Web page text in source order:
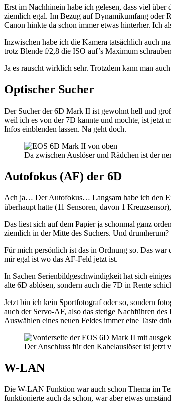
Erst im Nachhinein habe ich gelesen, dass viel
ziemlich egal. Im Bezug auf Dynamikumfang oder
Canon hinkte da schon immer etwas hinterher. Ich
Inzwischen habe ich die Kamera tatsächlich auch
trotz Blende f/2,8 die ISO auf’s Maximum
Ja es rauscht wirklich sehr. Trotzdem kann man
Optischer Sucher
Der Sucher der 6D Mark II ist gewohnt hell und
weil ich es von der 7D kannte und mochte, ist jetzt
Infos einblenden lassen. Na geht doch.
Da zwischen Auslöser und Rädchen ist der
Autofokus (AF) der 6D
Ach ja… Der Autofokus… Langsam habe ich den
überhaupt hatte (11 Sensoren, davon 1
Das liest sich auf dem Papier ja schonmal ganz
ziemlich in der Mitte des Suchers. Und
Für mich persönlich ist das in Ordnung so. Das
mir egal ist wo das AF-Feld jetzt ist.
In Sachen Serienbildgeschwindigkeit hat sich
alte 6D ablösen, sondern auch die 7D in Rente
Jetzt bin ich kein Sportfotograf oder so, sondern
auch der Servo-AF, also das stetige Nachführen
Auswählen eines neuen Feldes immer eine Taste
Der Anschluss für den Kabelauslöser ist jetzt
W-LAN
Die W-LAN Funktion war auch schon Thema im
funktionierte auch da schon, war aber etwas